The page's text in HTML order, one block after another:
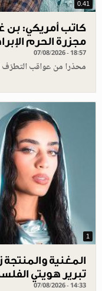
0.41
كاتب أمريكي: بن
مجزرة الحرم
07/08/2026 - 18:57
محذرا من عواقب التطرّف
1
المغنية
تبرير هويتي
07/08/2026 - 14:33